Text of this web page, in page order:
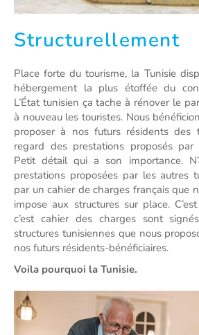
Structurellement
Place forte du tourisme, la Tunisie
hébergement la plus étoffée du
L’État tunisien ça tache à rénover le
à nouveau les touristes. Nous
proposer à nos futurs résidents des
regard des prestations proposés
Petit détail qui a son importance.
prestations proposées par les autres
par un cahier de charges français que
impose aux structures sur place.
c’est cahier des charges sont
structures tunisiennes que nous
nos futurs résidents-bénéficiaires.
Voila pourquoi la Tunisie.